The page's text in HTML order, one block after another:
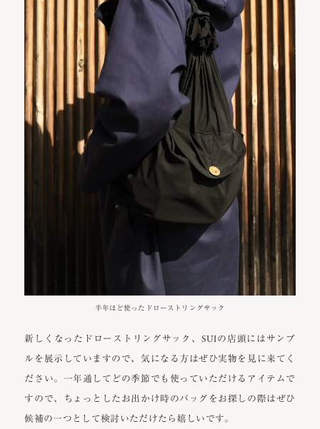
半年ほど使ったドローストリングサック
新しくなったドローストリングサック、SUIの店頭にはサンプ
ルを展示していますので、気になる方はぜひ実物を見に来てく
ださい。一年通してどの季節でも使っていただけるアイテムで
すので、ちょっとしたお出かけ時のバッグをお探しの際はぜひ
候補の一つとして検討いただけたら嬉しいです。